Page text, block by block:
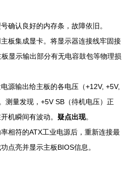
确认良好的内存条，故障依旧。
主板集成显卡。将显示器连接线牢固接
显示输出部分有无电容鼓包等物理损
源输出给主板的各电压（+12V, +5V,
测量发现，+5V SB（待机电压）正
机瞬间有波动。 疑点出现。
率相符的ATX工业电源后，重新连接最
点亮并显示主板BIOS信息。